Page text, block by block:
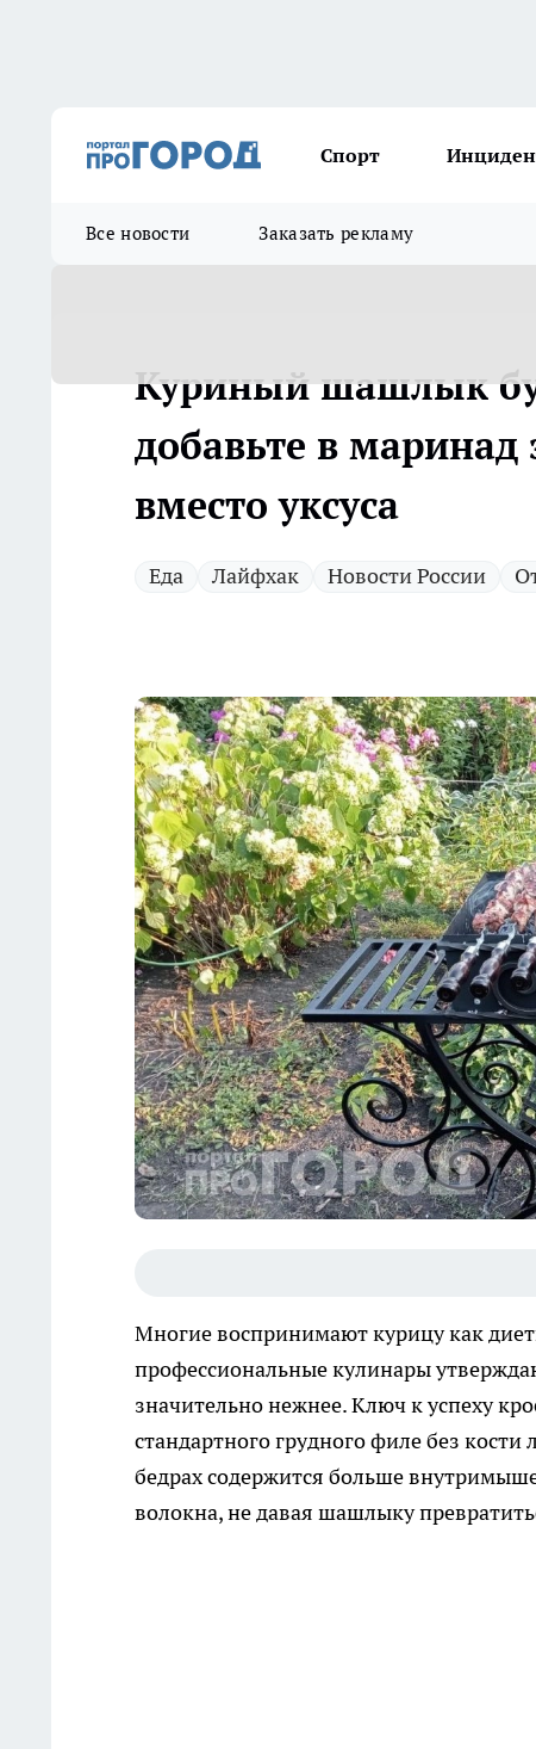
Спорт
Все новости Заказать рекламу
Куриный шашлык
добавьте в маринад
вместо уксуса
Еда Лайфхак Новости России
Многие воспринимают курицу как
профессиональные кулинары
значительно нежнее. Ключ к успеху
стандартного грудного филе без
бедрах содержится больше
волокна, не давая шашлыку